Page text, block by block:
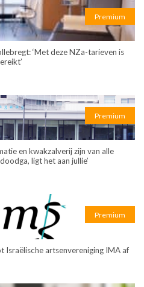
Premium
‘Met deze NZa-tarieven is
Premium
en kwakzalverij zijn van alle
ligt het aan jullie’
Premium
artsenvereniging IMA af